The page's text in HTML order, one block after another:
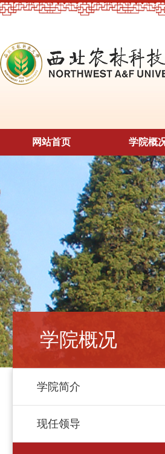
网站首页 学院概
学院概况
学院简介
现任领导